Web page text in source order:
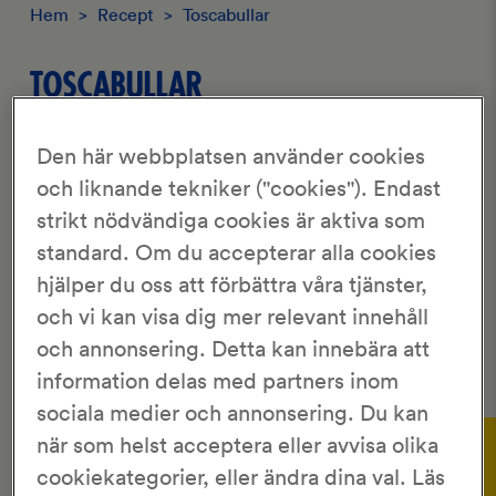
Hem > Recept > Toscabullar
TOSCABULLAR
KronJäst
ca 35 st
45 min
2 tim 55 min
Saftiga bullar, med en knäckig yta, som riktigt smälter i
munnen. Man kan inte få nog av nog av dessa härliga
3.48/5
262 Röster
Gör så här:
Den här webbplatsen använder cookies
och liknande tekniker ("cookies"). Endast
strikt nödvändiga cookies är aktiva som
standard. Om du accepterar alla cookies
hjälper du oss att förbättra våra tjänster,
och vi kan visa dig mer relevant innehåll
och annonsering. Detta kan innebära att
information delas med partners inom
sociala medier och annonsering. Du kan
när som helst acceptera eller avvisa olika
cookiekategorier, eller ändra dina val. Läs